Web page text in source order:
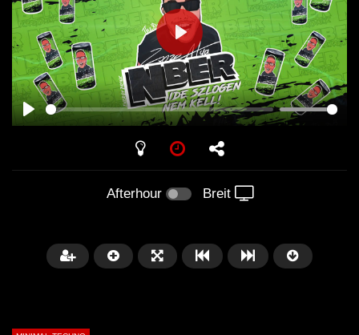
PLAY
PLAY
Afterhour Breit